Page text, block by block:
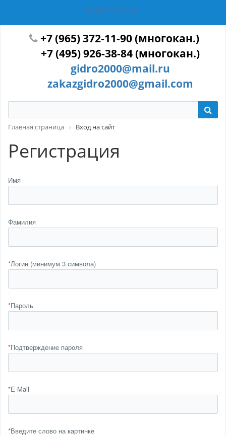
ГИДРОТЕХМАШ
+7 (965) 372-11-90 (многокан.)
+7 (495) 926-38-84 (многокан.)
gidro2000@mail.ru
zakazgidro2000@gmail.com
Главная страница Вход на сайт
Регистрация
Имя
Фамилия
*Логин (минимум 3 символа)
*Пароль
*Подтверждение пароля
*E-Mail
*Введите слово на картинке